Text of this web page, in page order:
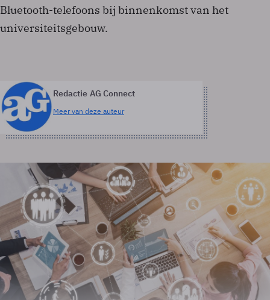
Bluetooth-telefoons bij binnenkomst van het
universiteitsgebouw.
Redactie AG Connect
Meer van deze auteur